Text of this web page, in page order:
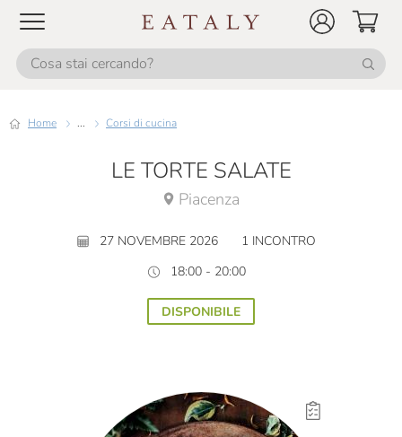
Home ... Corsi di cucina
LE TORTE SALATE
Piacenza
27 NOVEMBRE 2026
1 INCONTRO
18:00 - 20:00
DISPONIBILE